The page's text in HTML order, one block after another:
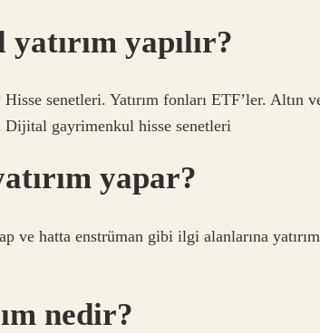
yapılır?
Hisse senetleri. Yatırım fonları ETF’ler. Altın
Dijital gayrimenkul hisse senetleri
yapar?
ve hatta enstrüman gibi ilgi alanlarına
nedir?